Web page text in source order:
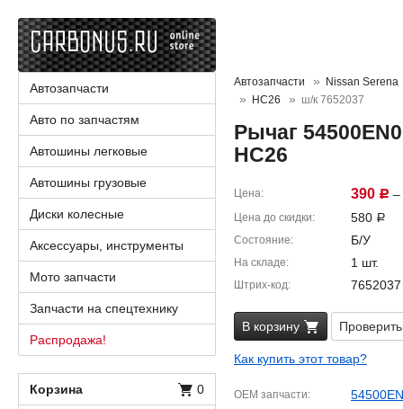
Автозапчасти
Nissan Serena
HC26
ш/к 7652037
Рычаг
HC26
Цена 390 Р –
Цена до скидки 580 Р
Состояние Б/У
На складе 1 шт.
Штрих-код 7652037
В корзину
Как купить этот товар?
OEM запчасти
Автозапчасти
Авто по запчастям
Автошины легковые
Автошины грузовые
Диски колесные
Аксессуары, инструменты
Мото запчасти
Запчасти на спецтехнику
Распродажа!
Корзина 0